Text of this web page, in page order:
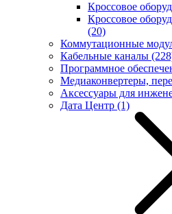
Кроссовое
Кроссовое
(20)
Коммутационные
Кабельные каналы
Программное
Медиаконвертеры,
Аксессуары для
Дата Центр (1)